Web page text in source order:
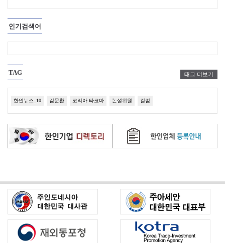
인기검색어
TAG 태그 더보기
한인뉴스_10 김문환 코리아 타코마 논설위원 컬럼